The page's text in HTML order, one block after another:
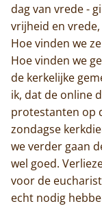
dag van vrede -
vrijheid en
Hoe vinden we
Hoe vinden we
de kerkelijke
ik, dat de online
protestanten op
zondagse
we verder gaan
wel goed.
voor de
echt nodig